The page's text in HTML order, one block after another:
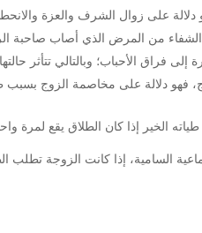
دلالة على زوال الشرف والعزة
من المرض الذي أصاب صاحبة
فراق الأحباب؛ وبالتالي تتأثر
دلالة على مخاصمة الزوج بسبب
الخير إذا كان الطلاق يقع لمرة
السامية، إذا كانت الزوجة